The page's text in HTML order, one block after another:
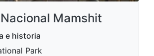
Mamshit
e historia
Park